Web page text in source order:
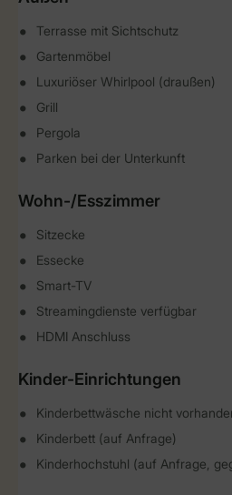
Terrasse mit Sichtschutz
Gartenmöbel
Luxuriöser Whirlpool (draußen)
Grill
Pergola
Parken bei der Unterkunft
Wohn-/Esszimmer
Sitzecke
Essecke
Smart-TV
Streamingdienste verfügbar
HDMI Anschluss
Kinder-Einrichtungen
Kinderbettwäsche nicht
Kinderbett (auf Anfrage)
Kinderhochstuhl (auf Anfrage,